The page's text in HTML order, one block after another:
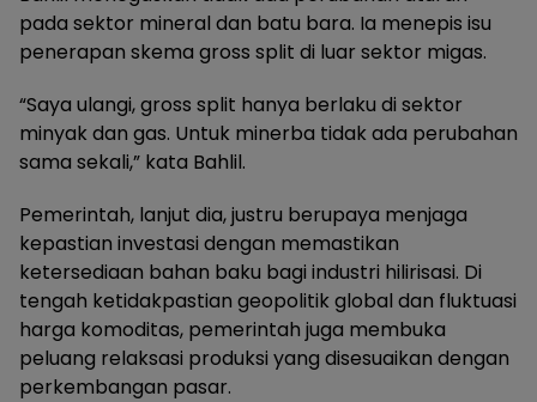
pada sektor mineral dan batu bara. Ia menepis isu
penerapan skema gross split di luar sektor migas.
“Saya ulangi, gross split hanya berlaku di sektor
minyak dan gas. Untuk minerba tidak ada perubahan
sama sekali,” kata Bahlil.
Pemerintah, lanjut dia, justru berupaya menjaga
kepastian investasi dengan memastikan
ketersediaan bahan baku bagi industri hilirisasi. Di
tengah ketidakpastian geopolitik global dan fluktuasi
harga komoditas, pemerintah juga membuka
peluang relaksasi produksi yang disesuaikan dengan
perkembangan pasar.